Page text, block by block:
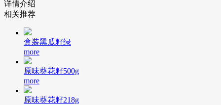
详情介绍
相关推荐
盒装黑瓜籽绿
more
原味葵花籽500g
more
原味葵花籽218g